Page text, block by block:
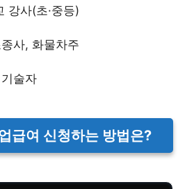
강사(초·중등)
사, 화물차주
술자
급여 신청하는 방법은?